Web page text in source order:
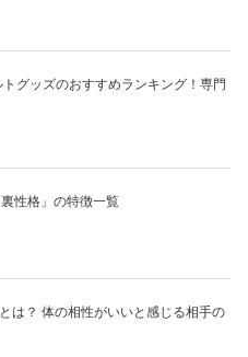
トグッズのおすすめランキング！専門
性格」の特徴一覧
は？ 体の相性がいいと感じる相手の